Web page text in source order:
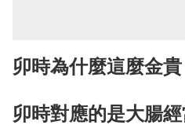
卯時為什麼這麼金貴
卯時對應的是大腸